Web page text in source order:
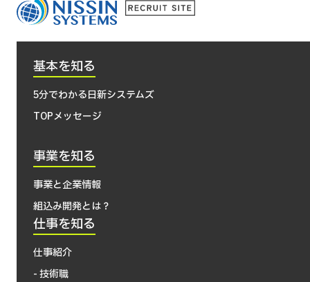
基本を知る
5分でわかる日新システムズ
TOPメッセージ
事業を知る
事業と企業情報
組込み開発とは？
仕事を知る
仕事紹介
- 技術職